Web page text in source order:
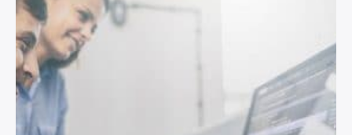
Marketing
CONTACT